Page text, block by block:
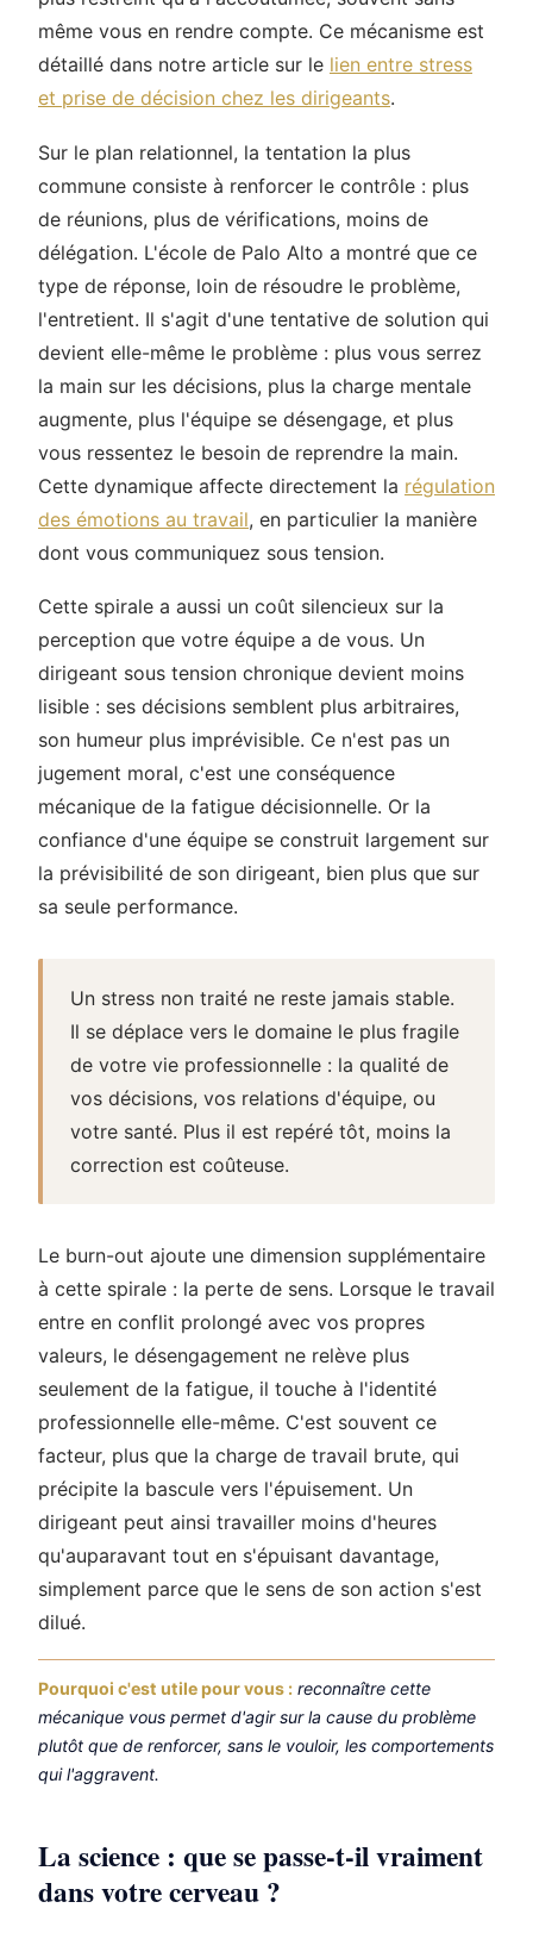
même vous en rendre compte. Ce mécanisme est
détaillé dans notre article sur le lien entre stress
et prise de décision chez les dirigeants.
Sur le plan relationnel, la tentation la plus
commune consiste à renforcer le contrôle : plus
de réunions, plus de vérifications, moins de
délégation. L'école de Palo Alto a montré que ce
type de réponse, loin de résoudre le problème,
l'entretient. Il s'agit d'une tentative de solution qui
devient elle-même le problème : plus vous serrez
la main sur les décisions, plus la charge mentale
augmente, plus l'équipe se désengage, et plus
vous ressentez le besoin de reprendre la main.
Cette dynamique affecte directement la régulation
des émotions au travail, en particulier la manière
dont vous communiquez sous tension.
Cette spirale a aussi un coût silencieux sur la
perception que votre équipe a de vous. Un
dirigeant sous tension chronique devient moins
lisible : ses décisions semblent plus arbitraires,
son humeur plus imprévisible. Ce n'est pas un
jugement moral, c'est une conséquence
mécanique de la fatigue décisionnelle. Or la
confiance d'une équipe se construit largement sur
la prévisibilité de son dirigeant, bien plus que sur
sa seule performance.
Un stress non traité ne reste jamais stable.
Il se déplace vers le domaine le plus fragile
de votre vie professionnelle : la qualité de
vos décisions, vos relations d'équipe, ou
votre santé. Plus il est repéré tôt, moins la
correction est coûteuse.
Le burn-out ajoute une dimension supplémentaire
à cette spirale : la perte de sens. Lorsque le travail
entre en conflit prolongé avec vos propres
valeurs, le désengagement ne relève plus
seulement de la fatigue, il touche à l'identité
professionnelle elle-même. C'est souvent ce
facteur, plus que la charge de travail brute, qui
précipite la bascule vers l'épuisement. Un
dirigeant peut ainsi travailler moins d'heures
qu'auparavant tout en s'épuisant davantage,
simplement parce que le sens de son action s'est
dilué.
Pourquoi c'est utile pour vous : reconnaître cette
mécanique vous permet d'agir sur la cause du problème
plutôt que de renforcer, sans le vouloir, les comportements
qui l'aggravent.
La science : que se passe-t-il vraiment
dans votre cerveau ?